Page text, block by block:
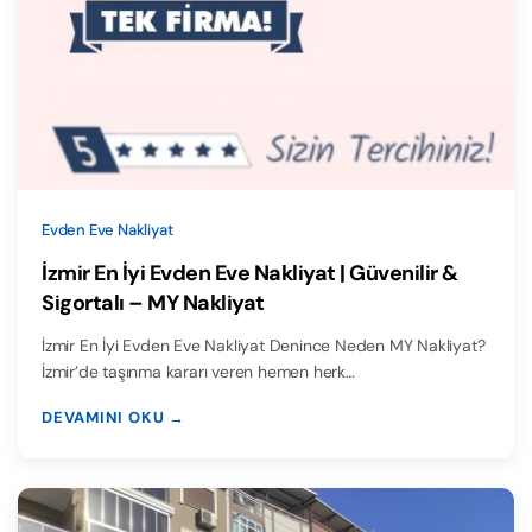
Evden Eve Nakliyat
İzmir En İyi Evden Eve Nakliyat | Güvenilir &
Sigortalı – MY Nakliyat
İzmir En İyi Evden Eve Nakliyat Denince Neden MY Nakliyat?
İzmir’de taşınma kararı veren hemen herk…
DEVAMINI OKU →